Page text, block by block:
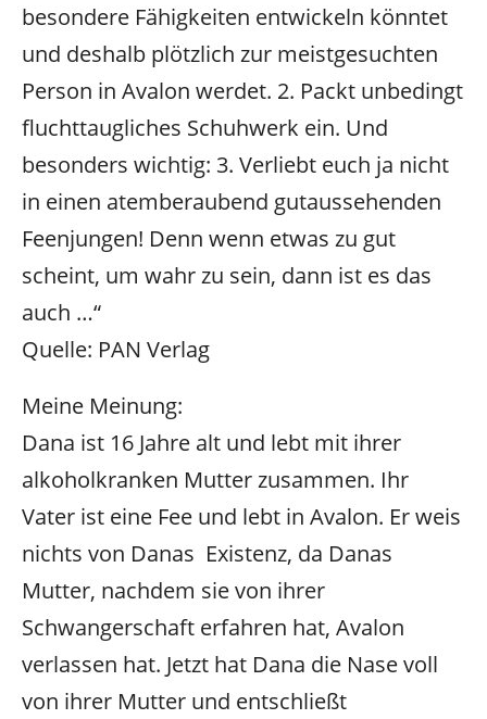
besondere Fähigkeiten entwickeln könntet
und deshalb plötzlich zur meistgesuchten
Person in Avalon werdet. 2. Packt unbedingt
fluchttaugliches Schuhwerk ein. Und
besonders wichtig: 3. Verliebt euch ja nicht
in einen atemberaubend gutaussehenden
Feenjungen! Denn wenn etwas zu gut
scheint, um wahr zu sein, dann ist es das
auch …“
Quelle: PAN Verlag
Meine Meinung:
Dana ist 16 Jahre alt und lebt mit ihrer
alkoholkranken Mutter zusammen. Ihr
Vater ist eine Fee und lebt in Avalon. Er weis
nichts von Danas Existenz, da Danas
Mutter, nachdem sie von ihrer
Schwangerschaft erfahren hat, Avalon
verlassen hat. Jetzt hat Dana die Nase voll
von ihrer Mutter und entschließt